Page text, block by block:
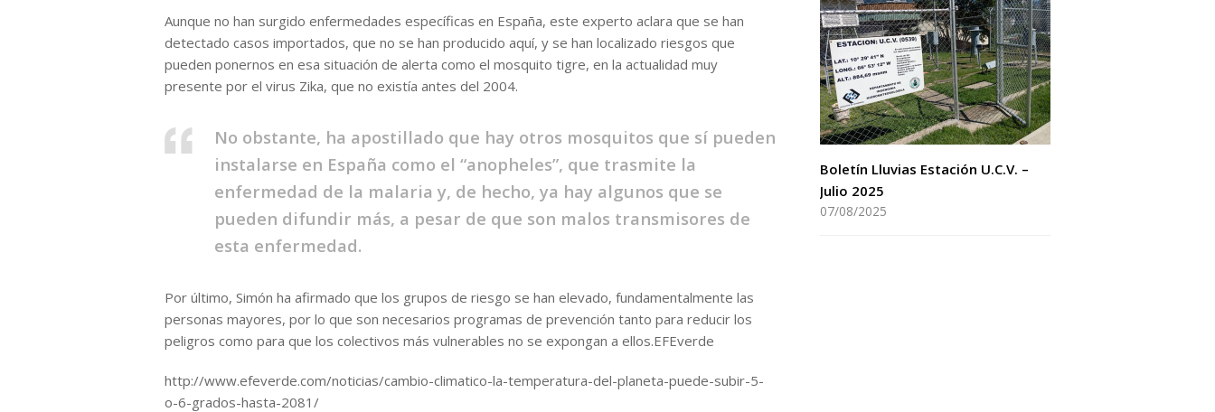
Aunque no han surgido enfermedades específicas en España, este experto aclara que se han
detectado casos importados, que no se han producido aquí, y se han localizado riesgos que
pueden ponernos en esa situación de alerta como el mosquito tigre, en la actualidad muy
presente por el virus Zika, que no existía antes del 2004.
No obstante, ha apostillado que hay otros mosquitos que sí pueden
instalarse en España como el “anopheles”, que trasmite la
enfermedad de la malaria y, de hecho, ya hay algunos que se
pueden difundir más, a pesar de que son malos transmisores de
esta enfermedad.
Por último, Simón ha afirmado que los grupos de riesgo se han elevado, fundamentalmente las
personas mayores, por lo que son necesarios programas de prevención tanto para reducir los
peligros como para que los colectivos más vulnerables no se expongan a ellos.EFEverde
http://www.efeverde.com/noticias/cambio-climatico-la-temperatura-del-planeta-puede-subir-5-
o-6-grados-hasta-2081/
Boletín Lluvias Estación U.C.V. –
Julio 2025
07/08/2025